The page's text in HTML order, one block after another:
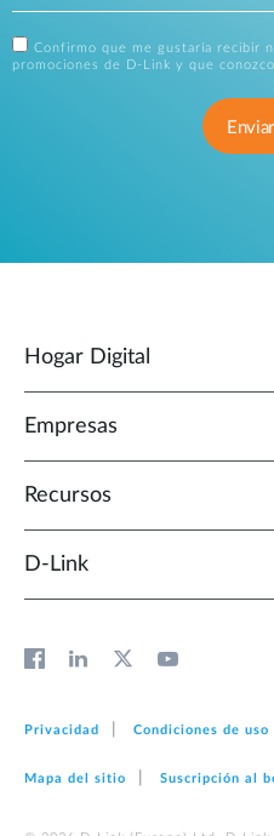
Confirmo que me gustaría recibir
promociones de D-Link y que
Enviar
Hogar Digital
Empresas
Recursos
D‑Link
Privacidad Condiciones de uso
Mapa del sitio Suscripción al